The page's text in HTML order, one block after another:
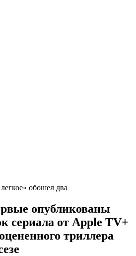
обошел два
опубликованы
сериала от Apple TV+
триллера